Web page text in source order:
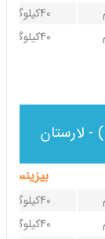
40کیلوگرم
40کیلوگرم
بیزینس
40کیلوگرم
40کیلوگرم